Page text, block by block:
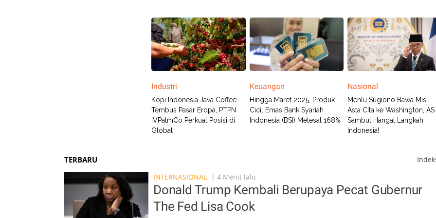
Industri
Kopi Indonesia Java Coffee
Tembus Pasar Eropa, PTPN
IVPalmCo Perkuat Posisi di
Global
Keuangan
Hingga Maret 2025, Produk
Cicil Emas Bank Syariah
Indonesia (BSI) Melesat 168%
Nasional
Menlu Sugiono Bawa Misi
Asta Cita ke Washington, AS
Sambut Hangat Langkah
Indonesia!
TERBARU
INTERNASIONAL
| 4 Menit lalu
Donald Trump Kembali Berupaya Pecat Gubernur
The Fed Lisa Cook